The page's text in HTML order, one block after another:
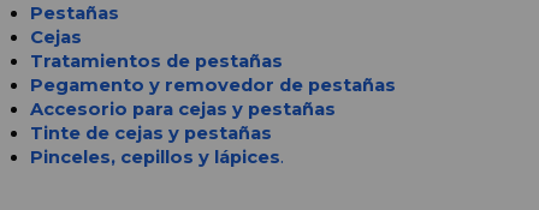
Pestañas
Cejas
Tratamientos de pestañas
Pegamento y removedor de pestañas
Accesorio para cejas y pestañas
Tinte de cejas y pestañas
Pinceles, cepillos y lápices.